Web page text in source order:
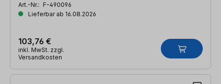
Art.-Nr.: F-490096
Lieferbar ab 16.08.2026
103,76 €
inkl. MwSt. zzgl.
Versandkosten